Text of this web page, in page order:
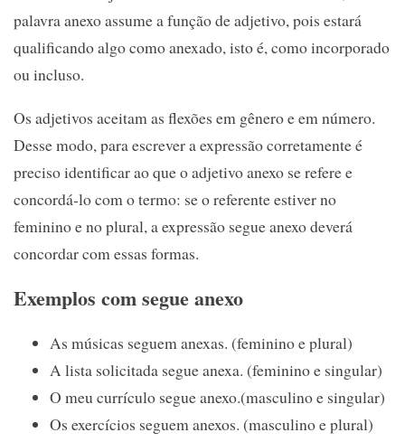
palavra anexo assume a função de adjetivo, pois estará
qualificando algo como anexado, isto é, como incorporado
ou incluso.
Os adjetivos aceitam as flexões em gênero e em número.
Desse modo, para escrever a expressão corretamente é
preciso identificar ao que o adjetivo anexo se refere e
concordá-lo com o termo: se o referente estiver no
feminino e no plural, a expressão segue anexo deverá
concordar com essas formas.
Exemplos com segue anexo
As músicas seguem anexas. (feminino e plural)
A lista solicitada segue anexa. (feminino e singular)
O meu currículo segue anexo.(masculino e singular)
Os exercícios seguem anexos. (masculino e plural)